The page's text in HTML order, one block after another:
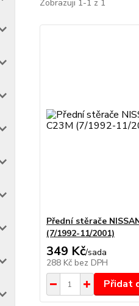
Zobrazuji 1-1 z 1
Přední stěrače
(7/1992-11/2001)
349 Kč/sada
288 Kč bez DPH
Přidat